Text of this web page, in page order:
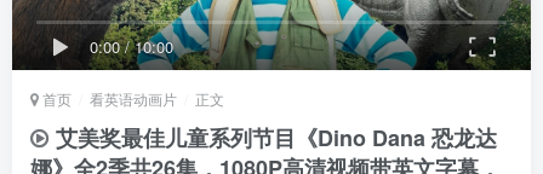
0:00/10:00
首页 看英语动画片 正文
艾美奖最佳儿童系列节目《Dino Dana 恐龙达
娜》全2季共26集，1080P高清视频带英文字幕，